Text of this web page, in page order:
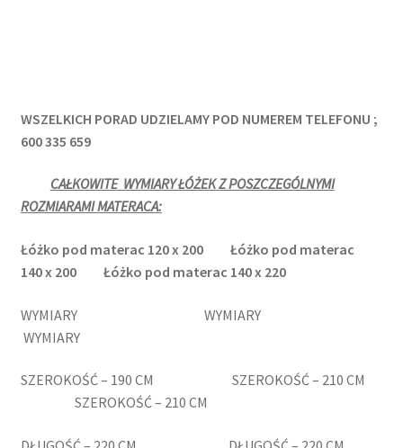
WSZELKICH PORAD UDZIELAMY POD NUMEREM TELEFONU ;
600 335 659
CAŁKOWITEWYMIARY ŁÓŻEK Z POSZCZEGÓLNYMI
ROZMIARAMI MATERACA:
Łóżko pod materac 120x 200 Łóżko pod materac
140x 200 Łóżko pod materac 140x 220
WYMIARY WYMIARY
WYMIARY
SZEROKOŚĆ – 190 CM SZEROKOŚĆ – 210 CM
SZEROKOŚĆ – 210 CM